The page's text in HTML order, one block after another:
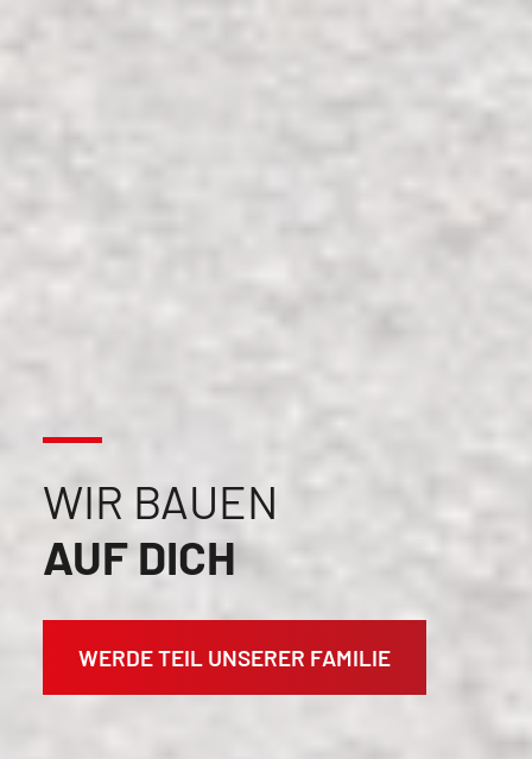
WIR BAUEN
AUF DICH
WERDE TEIL UNSERER FAMILIE